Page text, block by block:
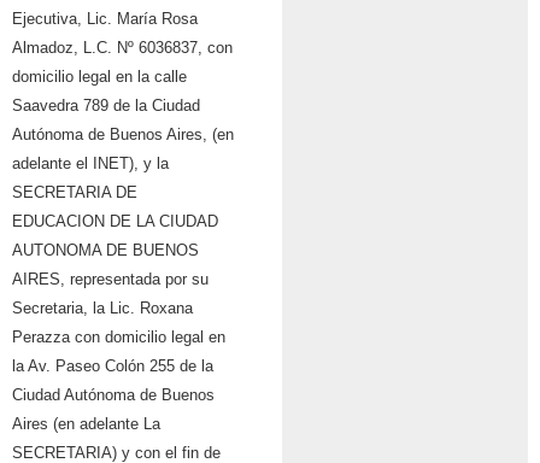
Ejecutiva, Lic. María Rosa
Almadoz, L.C. Nº 6036837, con
domicilio legal en la calle
Saavedra 789 de la Ciudad
Autónoma de Buenos Aires, (en
adelante el INET), y la
SECRETARIA DE
EDUCACION DE LA CIUDAD
AUTONOMA DE BUENOS
AIRES, representada por su
Secretaria, la Lic. Roxana
Perazza con domicilio legal en
la Av. Paseo Colón 255 de la
Ciudad Autónoma de Buenos
Aires (en adelante La
SECRETARIA) y con el fin de